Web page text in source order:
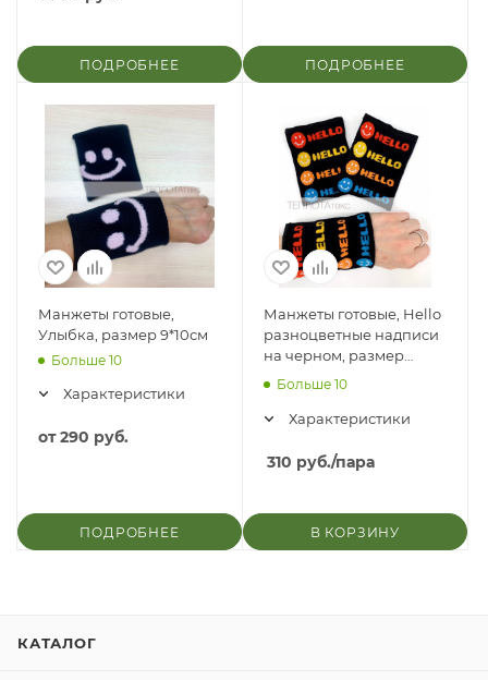
ПОДРОБНЕЕ ПОДРОБНЕЕ
Манжеты готовые,
Улыбка, размер 9*10см
Больше 10
Характеристики
от290 руб.
ПОДРОБНЕЕ
Манжеты готовые, Hello
разноцветные надписи
на черном, размер
8.5*11.5см
Больше 10
Характеристики
310 руб./пара
В КОРЗИНУ
КАТАЛОГ